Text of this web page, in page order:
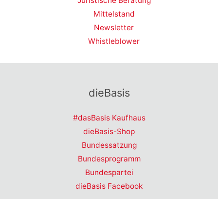
Mittelstand
Newsletter
Whistleblower
dieBasis
#dasBasis Kaufhaus
dieBasis-Shop
Bundessatzung
Bundesprogramm
Bundespartei
dieBasis Facebook